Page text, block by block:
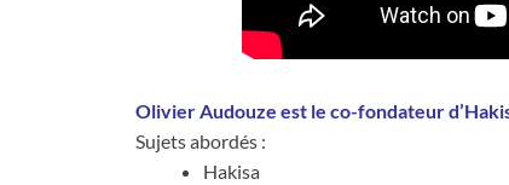
Olivier Audouze est le co-fondateur
Sujets abordés :
Hakisa